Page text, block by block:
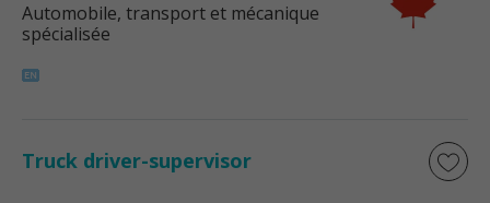
Automobile, transport et mécanique
spécialisée
Truck driver-supervisor